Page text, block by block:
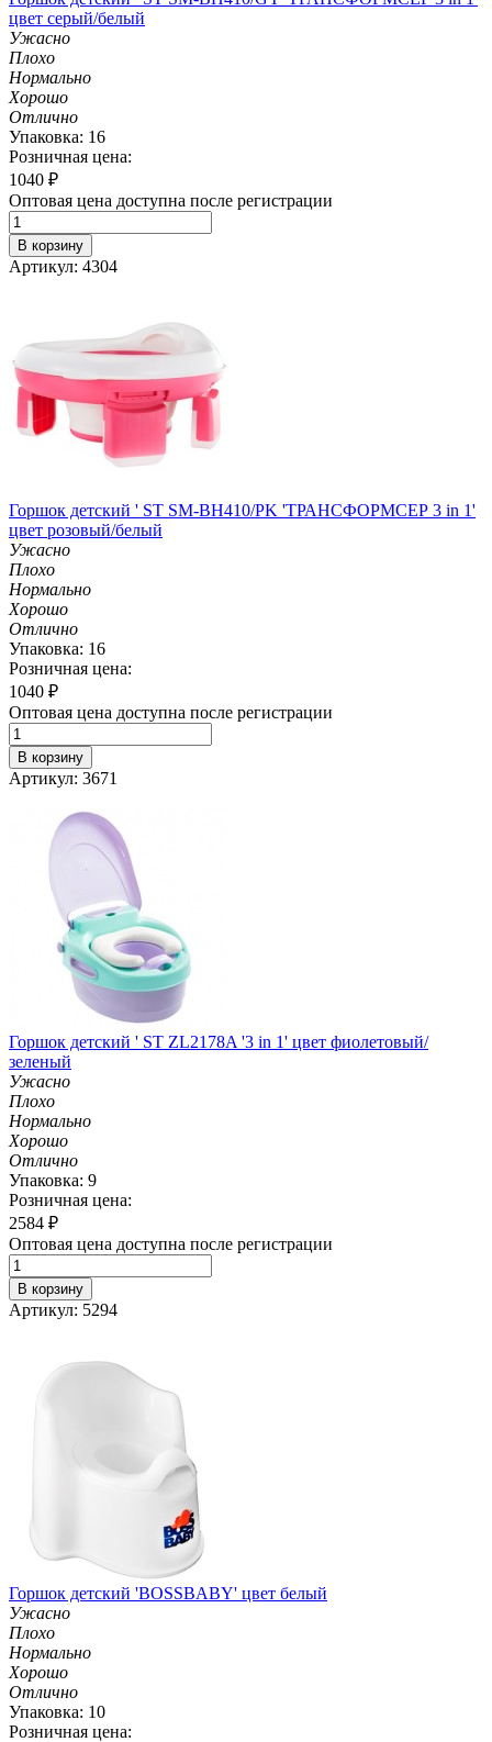
цвет серый/белый
Ужасно
Плохо
Нормально
Хорошо
Отлично
Упаковка: 16
Розничная цена:
1040 ₽
Оптовая цена доступна после регистрации
В корзину
Артикул: 4304
Горшок детский ' ST SM-BH410/PK 'ТРАНСФОРМСЕР 3 in 1'
цвет розовый/белый
Ужасно
Плохо
Нормально
Хорошо
Отлично
Упаковка: 16
Розничная цена:
1040 ₽
Оптовая цена доступна после регистрации
В корзину
Артикул: 3671
Горшок детский ' ST ZL2178A '3 in 1' цвет фиолетовый/
зеленый
Ужасно
Плохо
Нормально
Хорошо
Отлично
Упаковка: 9
Розничная цена:
2584 ₽
Оптовая цена доступна после регистрации
В корзину
Артикул: 5294
Горшок детский 'BOSSBABY' цвет белый
Ужасно
Плохо
Нормально
Хорошо
Отлично
Упаковка: 10
Розничная цена: